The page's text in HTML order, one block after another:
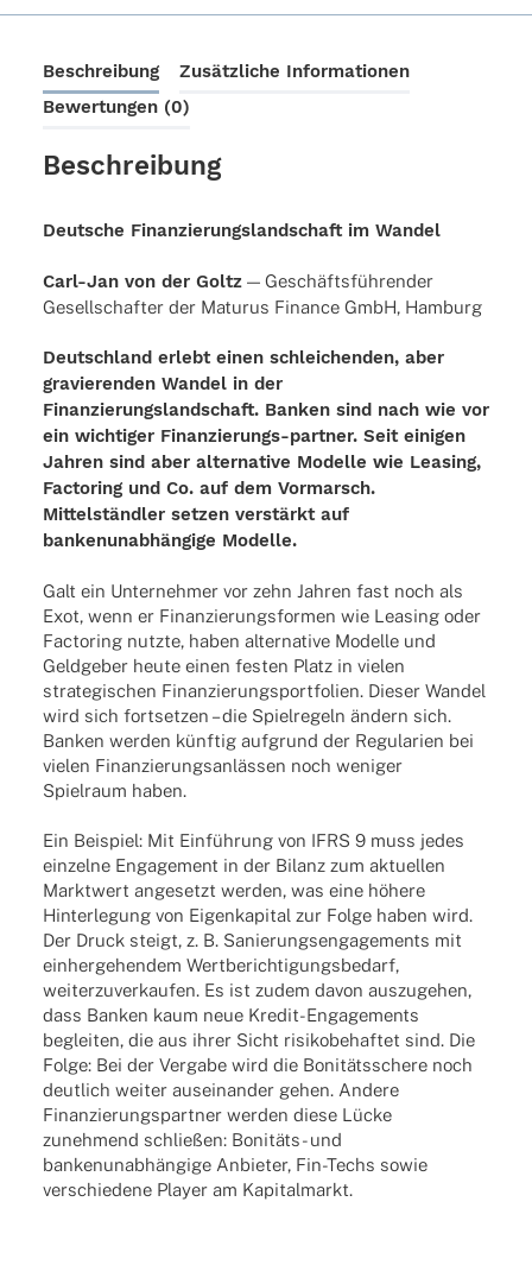
Beschreibung
Zusätzliche Informationen
Bewertungen (0)
Beschreibung
Deutsche Finanzierungslandschaft im Wandel
Carl-Jan von der Goltz— Geschäfts­füh­ren­der
Gesell­schaf­ter der Maturus Finance GmbH, Hamburg
Deutschland erlebt einen schleichenden, aber
gravierenden Wandel in der
Finanzierungslandschaft. Banken sind nach wie vor
ein wichtiger Finanzierungs-partner. Seit einigen
Jahren sind aber alternative Modelle wie Leasing,
Factoring und Co. auf dem Vormarsch.
Mittelständler setzen verstärkt auf
bankenunabhängige Modelle.
Galt ein Unternehmer vor zehn Jahren fast noch als
Exot, wenn er Finanzierungsformen wie Leasing oder
Factoring nutzte, haben alternative Modelle und
Geldgeber heute einen festen Platz in vielen
strategischen Finanzierungsportfolien. Dieser Wandel
wird sich fortsetzen – die Spielregeln ändern sich.
Banken werden künftig aufgrund der Regularien bei
vielen Finanzierungsanlässen noch weniger
Spielraum haben.
Ein Beispiel: Mit Einführung von IFRS 9 muss jedes
einzelne Engagement in der Bilanz zum aktuellen
Marktwert angesetzt werden, was eine höhere
Hinterlegung von Eigenkapital zur Folge haben wird.
Der Druck steigt, z. B. Sanierungsengagements mit
einhergehendem Wertberichtigungsbedarf,
weiterzuverkaufen. Es ist zudem davon auszugehen,
dass Banken kaum neue Kredit-Engagements
begleiten, die aus ihrer Sicht risikobehaftet sind. Die
Folge: Bei der Vergabe wird die Bonitätsschere noch
deutlich weiter auseinander gehen. Andere
Finanzierungspartner werden diese Lücke
zunehmend schließen: Bonitäts- und
bankenunabhängige Anbieter, Fin-Techs sowie
verschiedene Player am Kapitalmarkt.